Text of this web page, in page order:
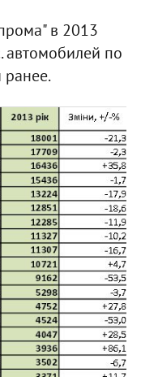
в 2013
автомобилей по
ранее.